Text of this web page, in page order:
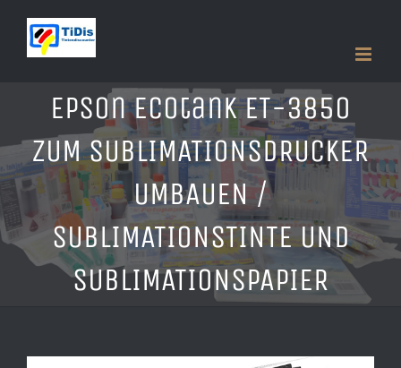
Inhalt
Epson Ecotank ET-3850
ZUM SUBLIMATIONSDRUCKER
UMBAUEN /
SUBLIMATIONSTINTE UND
SUBLIMATIONSPAPIER